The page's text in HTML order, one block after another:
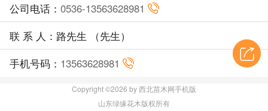
公司电话： 0536-13563628981
联 系 人：路先生 （先生）
手机号码： 13563628981
Copyright ©2026 by 西北苗木网手机版
山东绿缘花木版权所有